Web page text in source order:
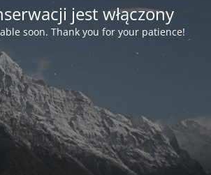
jest włączony
soon. Thank you for your patience!